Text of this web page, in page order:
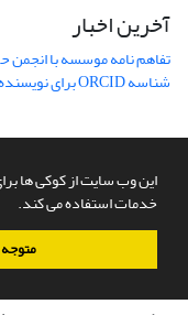
این وب سایت از کوکی ها
خدمات استفاده می کند.
آخرین اخبار
تفاهم نامه موسسه با انجمن
شناسه ORCID برای نویسنده مسئول
براساس نامه شماره 26953/11/3/89 در جلسة مورخ 31/6/89 کمیسیون
نشریات علمی کشور